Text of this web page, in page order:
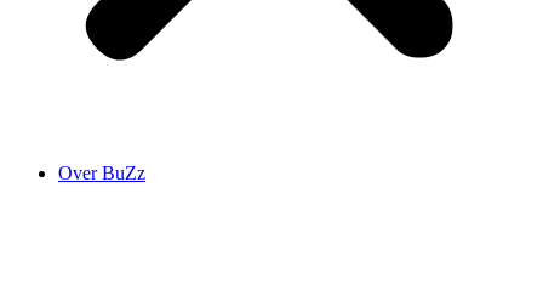
Over BuZz